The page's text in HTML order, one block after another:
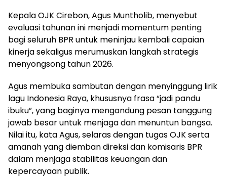
Kepala OJK Cirebon, Agus Muntholib, menyebut
evaluasi tahunan ini menjadi momentum penting
bagi seluruh BPR untuk meninjau kembali capaian
kinerja sekaligus merumuskan langkah strategis
menyongsong tahun 2026.
Agus membuka sambutan dengan menyinggung lirik
lagu Indonesia Raya, khususnya frasa “jadi pandu
ibuku”, yang baginya mengandung pesan tanggung
jawab besar untuk menjaga dan menuntun bangsa.
Nilai itu, kata Agus, selaras dengan tugas OJK serta
amanah yang diemban direksi dan komisaris BPR
dalam menjaga stabilitas keuangan dan
kepercayaan publik.